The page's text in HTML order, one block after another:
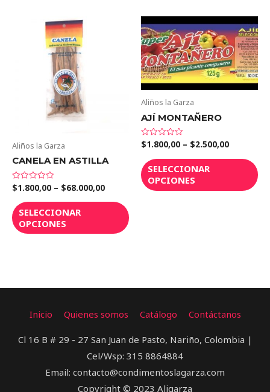
Aliños la Garza
CANELA EN ASTILLA
Valorado
en
de
5
$1.800,00 – $68.000,00
SELECCIONAR
OPCIONES
Aliños la Garza
AJÍ MONTAÑERO
Valorado
en
de
5
$1.800,00 – $2.500,00
SELECCIONAR
OPCIONES
Inicio Quienes somos Catálogo Contáctanos
Cl 16 B # 29 - 27 San Juan de Pasto, Nariño, Colombia |
Cel/Wsp: 315 8864884
Email: contacto@condimentoslagarza.com
Copyright © 2023 Aligarza